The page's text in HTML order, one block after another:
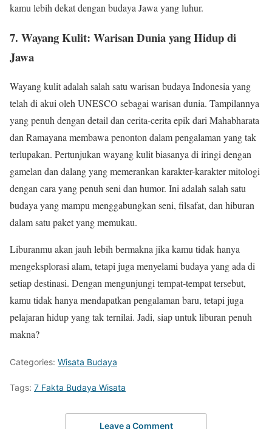
kamu lebih dekat dengan budaya Jawa yang luhur.
7. Wayang Kulit: Warisan Dunia yang Hidup di
Jawa
Wayang kulit adalah salah satu warisan budaya Indonesia yang
telah di akui oleh UNESCO sebagai warisan dunia. Tampilannya
yang penuh dengan detail dan cerita-cerita epik dari Mahabharata
dan Ramayana membawa penonton dalam pengalaman yang tak
terlupakan. Pertunjukan wayang kulit biasanya di iringi dengan
gamelan dan dalang yang memerankan karakter-karakter mitologi
dengan cara yang penuh seni dan humor. Ini adalah salah satu
budaya yang mampu menggabungkan seni, filsafat, dan hiburan
dalam satu paket yang memukau.
Liburanmu akan jauh lebih bermakna jika kamu tidak hanya
mengeksplorasi alam, tetapi juga menyelami budaya yang ada di
setiap destinasi. Dengan mengunjungi tempat-tempat tersebut,
kamu tidak hanya mendapatkan pengalaman baru, tetapi juga
pelajaran hidup yang tak ternilai. Jadi, siap untuk liburan penuh
makna?
Categories: Wisata Budaya
Tags: 7 Fakta Budaya Wisata
Leave a Comment